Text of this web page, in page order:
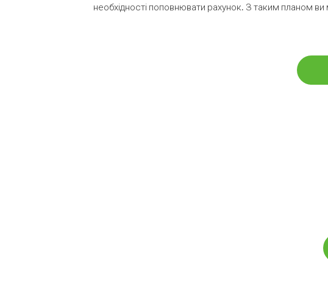
необхідності поповнювати рахунок. З таким планом